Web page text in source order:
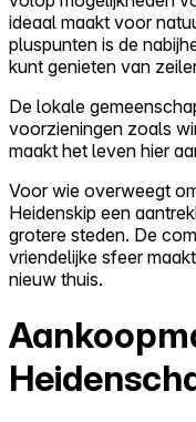
ideaal maakt voor
pluspunten is de
kunt genieten van
De lokale
voorzieningen zoals
maakt het leven hier
Voor wie overweegt
Heidenskip een
grotere steden. De
vriendelijke sfeer
nieuw thuis.